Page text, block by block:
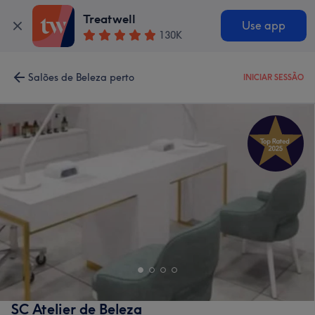
Treatwell
130K
Use app
Salões de Beleza perto INICIAR SESSÃO
SC Atelier de Beleza